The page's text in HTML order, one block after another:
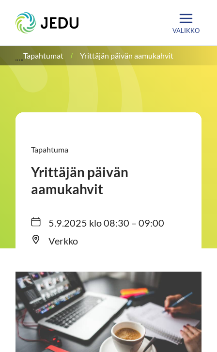
sisältöön
Etusivu
VALIKKO
Tapahtumat Yrittäjän päivän aamukahvit
Tapahtuma
Yrittäjän päivän
aamukahvit
5.9.2025 klo 08:30 – 09:00
Verkko